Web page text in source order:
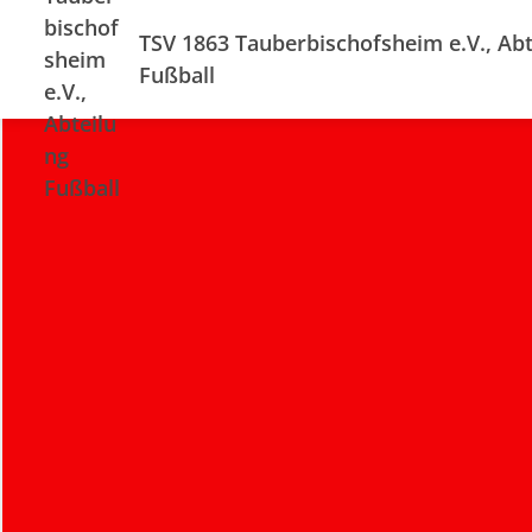
TSV 1863 Tauberbischofsheim e.V.,
Fußball